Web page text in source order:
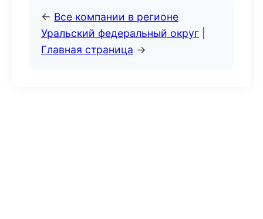
← Все компании в регионе
Уральский федеральный округ
Главная страница →